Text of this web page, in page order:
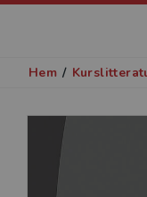
Hem /